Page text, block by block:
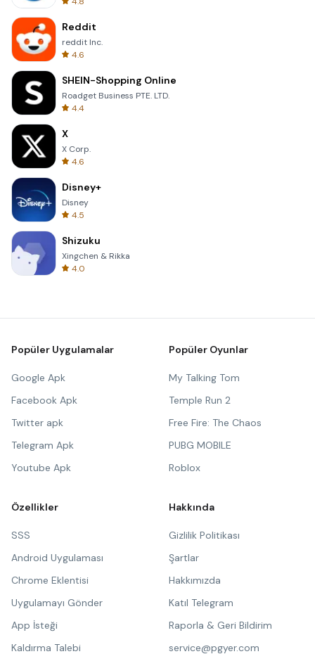
Reddit
reddit Inc.
4.6
SHEIN-Shopping Online
Roadget Business PTE. LTD.
4.4
X
X Corp.
4.6
Disney+
Disney
4.5
Shizuku
Xingchen & Rikka
4.0
Popüler Uygulamalar
Google Apk
Facebook Apk
Twitter apk
Telegram Apk
Youtube Apk
Popüler Oyunlar
My Talking Tom
Temple Run 2
Free Fire: The Chaos
PUBG MOBILE
Roblox
Özellikler
SSS
Android Uygulaması
Chrome Eklentisi
Uygulamayı Gönder
App İsteği
Kaldırma Talebi
Hakkında
Gizlilik Politikası
Şartlar
Hakkımızda
Katıl Telegram
Raporla & Geri Bildirim
service@pgyer.com